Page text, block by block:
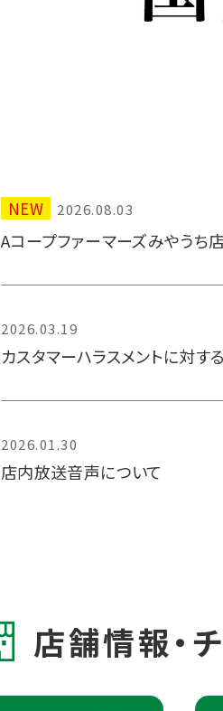
NEW 2026.08.03
Aコープファーマーズみやうち
2026.03.19
カスタマーハラスメントに対す
2026.01.30
店内放送音声について
店舗情報・